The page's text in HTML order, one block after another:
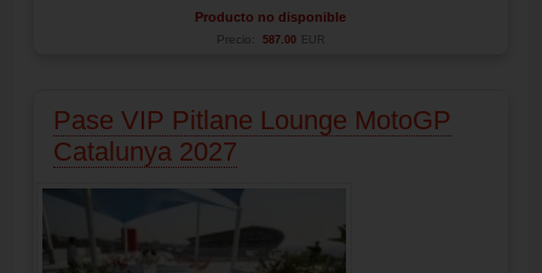
Producto no disponible
Precio: 587.00 EUR
Pase VIP Pitlane Lounge MotoGP
Catalunya 2027